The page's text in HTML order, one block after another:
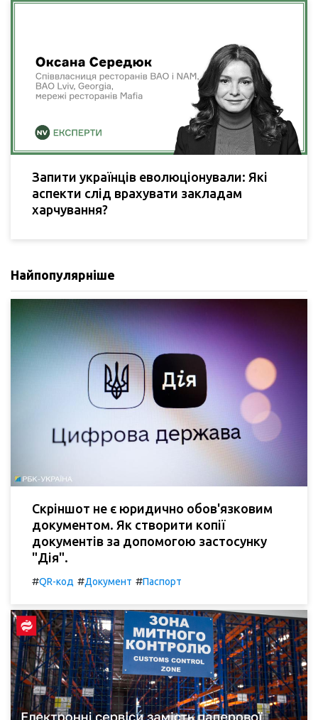
Запити українців еволюціонували: Які
аспекти слід врахувати закладам
харчування?
Найпопулярніше
Скріншот не є юридично обов'язковим
документом. Як створити копії
документів за допомогою застосунку
"Дія".
#QR-код #Документ #Паспорт